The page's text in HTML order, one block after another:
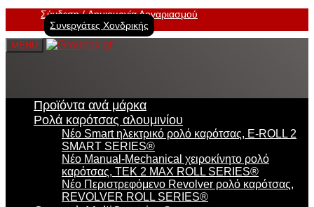
Σύνδεση
Δημιουργία Λογαριασμού
Συνεργάτες Χονδρικής
MENU
Προϊόντα ανά μάρκα
Ρολά καρότσας αλουμινίου
Νέο Smart ηλεκτρικό ρολό καρότσας, E-ROLL 2
SMART SERIES®
Νέο Manual-Mechanical χειροκίνητο ρολό
καρότσας, TEK 2 MAX ROLL SERIES®
Νέο Περιστρεφόμενο Revolver ρολό καρότσας,
REVOLVER ROLL SERIES®